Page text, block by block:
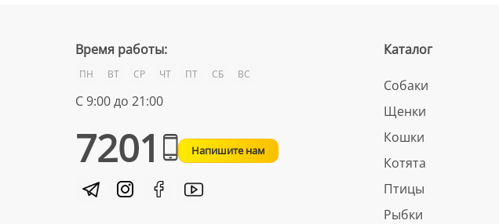
Время работы:
ПН ВТ СР ЧТ ПТ СБ ВС
С 9:00 до 21:00
7201 Напишите нам
Каталог
Собаки
Щенки
Кошки
Котята
Птицы
Рыбки